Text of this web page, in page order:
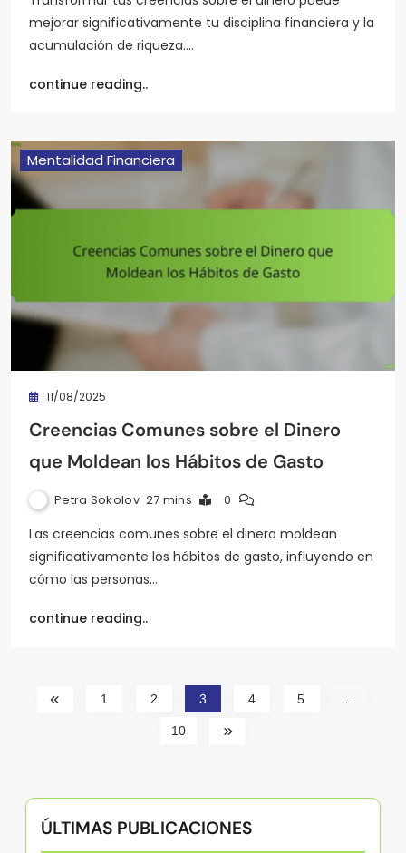
mejorar significativamente tu disciplina financiera y la
acumulación de riqueza.…
continue reading..
Mentalidad Financiera
11/08/2025
Creencias Comunes sobre el Dinero
que Moldean los Hábitos de Gasto
Petra Sokolov 27 mins 0
Las creencias comunes sobre el dinero moldean
significativamente los hábitos de gasto, influyendo en
cómo las personas…
continue reading..
1 2 3 4 5
10
ÚLTIMAS PUBLICACIONES